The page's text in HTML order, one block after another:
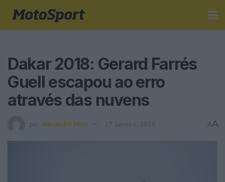
Dakar 2018: Gerard Farrés
Guell escapou ao erro
através das nuvens
por Alexandre Melo 17 Janeiro, 2018 AA